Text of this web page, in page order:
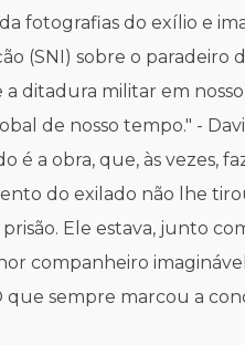
fotografias do exílio e
(SNI) sobre o paradeiro
ditadura militar em
de nosso tempo." -
a obra, que, às vezes,
do exilado não lhe
Ele estava, junto
companheiro
que sempre marcou a